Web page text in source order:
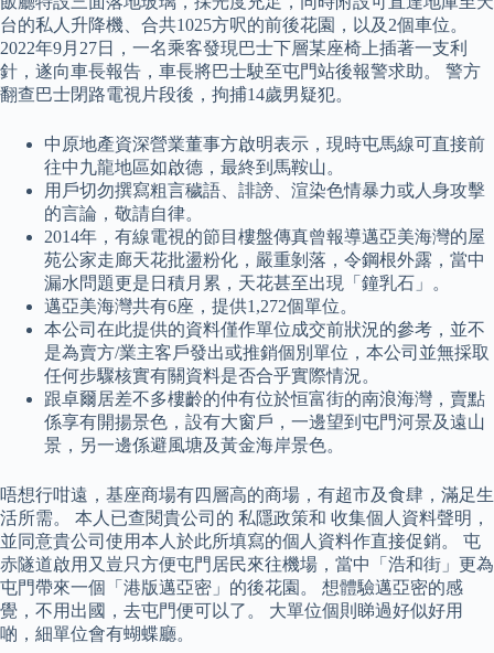
台的私人升降機、合共1025方呎的前後花園，以及2個車位。
2022年9月27日，一名乘客發現巴士下層某座椅上插著一支利
針，遂向車長報告，車長將巴士駛至屯門站後報警求助。 警方
翻查巴士閉路電視片段後，拘捕14歲男疑犯。
中原地產資深營業董事方啟明表示，現時屯馬線可直接前
往中九龍地區如啟德，最終到馬鞍山。
用戶切勿撰寫粗言穢語、誹謗、渲染色情暴力或人身攻擊
的言論，敬請自律。
2014年，有線電視的節目樓盤傳真曾報導邁亞美海灣的屋
苑公家走廊天花批盪粉化，嚴重剝落，令鋼根外露，當中
漏水問題更是日積月累，天花甚至出現「鐘乳石」。
邁亞美海灣共有6座，提供1,272個單位。
本公司在此提供的資料僅作單位成交前狀況的參考，並不
是為賣方/業主客戶發出或推銷個別單位，本公司並無採取
任何步驟核實有關資料是否合乎實際情況。
跟卓爾居差不多樓齡的仲有位於恒富街的南浪海灣，賣點
係享有開揚景色，設有大窗戶，一邊望到屯門河景及遠山
景，另一邊係避風塘及黃金海岸景色。
唔想行咁遠，基座商場有四層高的商場，有超市及食肆，滿足生
活所需。 本人已查閱貴公司的 私隱政策和 收集個人資料聲明，
並同意貴公司使用本人於此所填寫的個人資料作直接促銷。 屯
赤隧道啟用又豈只方便屯門居民來往機場，當中「浩和街」更為
屯門帶來一個「港版邁亞密」的後花園。 想體驗邁亞密的感
覺，不用出國，去屯門便可以了。 大單位個則睇過好似好用
啲，細單位會有蝴蝶廳。